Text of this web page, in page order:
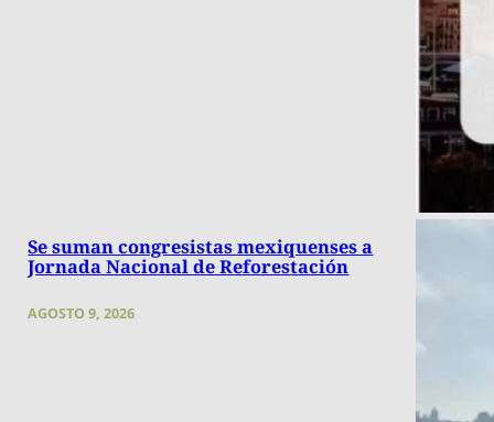
Se suman congresistas mexiquenses a
Jornada Nacional de Reforestación
AGOSTO 9, 2026